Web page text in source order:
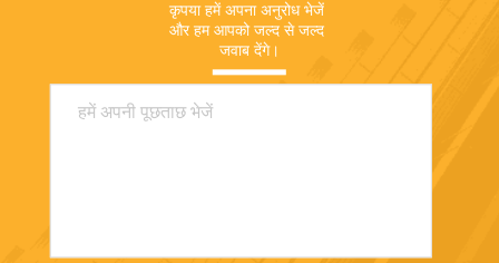
कृपया हमें अपना अनुरोध भेजें
और हम आपको जल्द से जल्द
जवाब देंगे।